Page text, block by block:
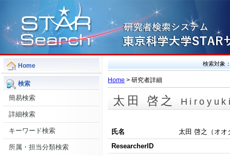
Home
検索
簡易検索
詳細検索
キーワード検索
所属・担当分類検索
検索対象
Home > 研究者詳細
太田 啓之
氏名
太田 啓之（オオ
ResearcherID